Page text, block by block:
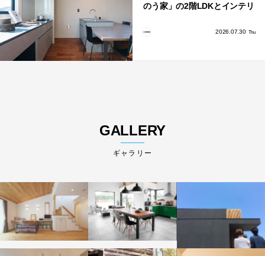
のう家」の2階LDKとインテリ
2026.07.30 Thu
GALLERY
ギャラリー